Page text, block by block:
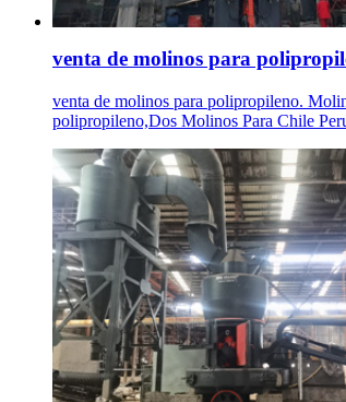
venta de molinos para
venta de molinos para polipropileno.
polipropileno,Dos Molinos Para Chile